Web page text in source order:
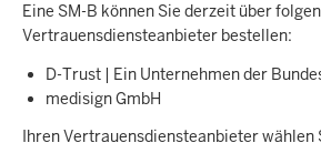
Eine SM-B können Sie derzeit über
Vertrauensdiensteanbieter bestellen:
D-Trust | Ein Unternehmen der
medisign GmbH
Ihren Vertrauensdiensteanbieter wählen